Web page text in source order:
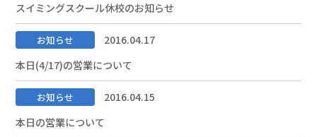
スイミングスクール休校のお知らせ
お知らせ
2016.04.17
本日(4/17)の営業について
お知らせ
2016.04.15
本日の営業について